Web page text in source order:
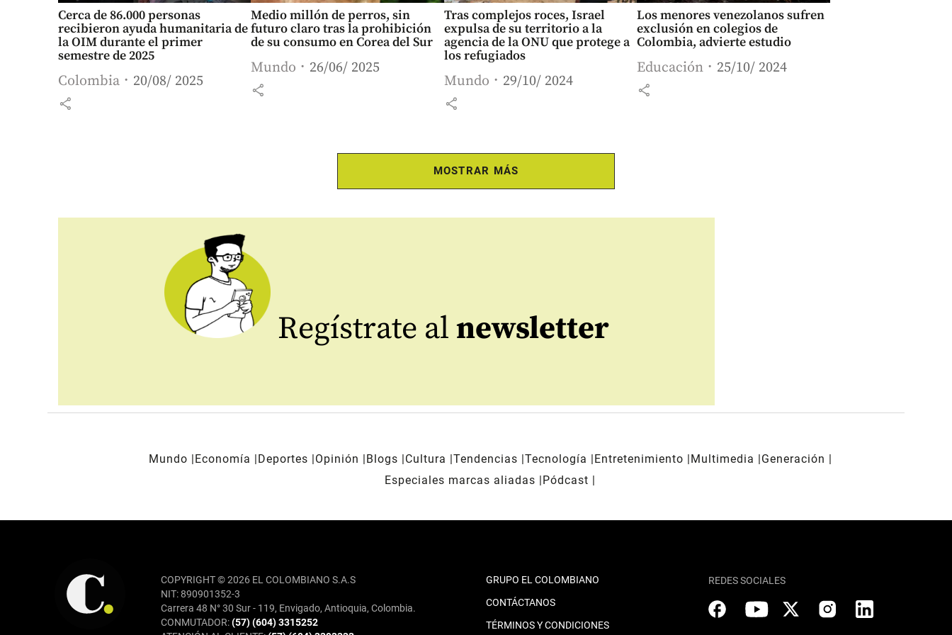
Cerca de 86.000 personas
recibieron ayuda humanitaria de
la OIM durante el primer
semestre de 2025
Colombia 20/08/ 2025
share
Medio millón de perros, sin
futuro claro tras la prohibición
de su consumo en Corea del Sur
Mundo 26/06/ 2025
share
Tras complejos roces, Israel
expulsa de su territorio a la
agencia de la ONU que protege a
los refugiados
Mundo 29/10/ 2024
share
Los menores venezolanos sufren
exclusión en colegios de
Colombia, advierte estudio
Educación 25/10/ 2024
share
MOSTRAR MÁS
Regístrate al newsletter
Mundo Economía Deportes Opinión Blogs Cultura Tendencias Tecnología Entretenimiento Multimedia
Generación
Especiales marcas aliadas
Pódcast
COPYRIGHT © 2026 EL COLOMBIANO S.A.S
NIT: 890901352-3
Carrera 48 N° 30 Sur - 119, Envigado, Antioquia, Colombia.
CONMUTADOR:(57) (604) 3315252
GRUPO EL COLOMBIANO
CONTÁCTANOS
TÉRMINOS Y CONDICIONES
REDES SOCIALES